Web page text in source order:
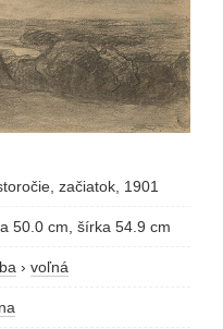
začiatok, 1901
50.0 cm, šírka 54.9 cm
› voľná